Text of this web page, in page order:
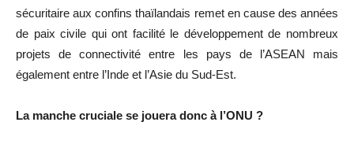
sécuritaire aux confins thaïlandais remet en cause des années
de paix civile qui ont facilité le développement de nombreux
projets de connectivité entre les pays de l’ASEAN mais
également entre l’Inde et l’Asie du Sud-Est.
La manche cruciale se jouera donc à l’ONU ?